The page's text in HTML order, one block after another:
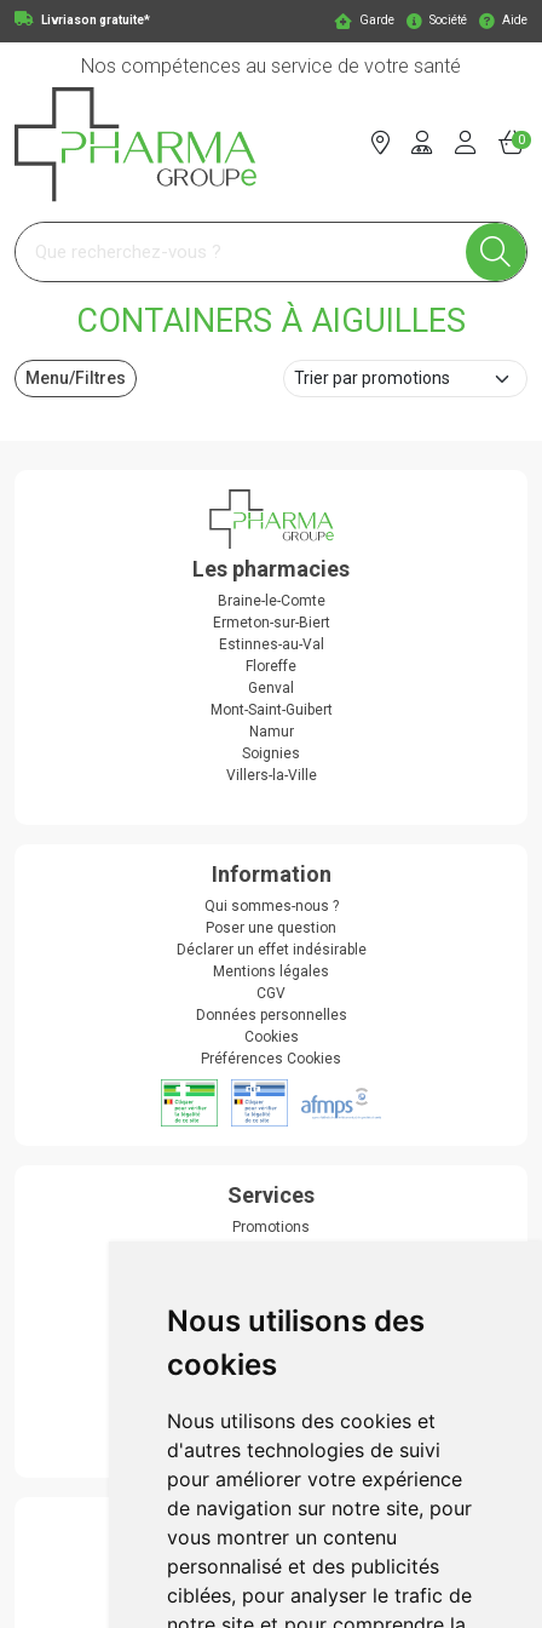
Nous utilisons des
cookies
Nous utilisons des cookies et
d'autres technologies de suivi
pour améliorer votre expérience
de navigation sur notre site, pour
vous montrer un contenu
personnalisé et des publicités
ciblées, pour analyser le trafic de
Livriason gratuite* Garde Société Aide
Nos compétences au service de votre santé
Pharmagroupe Votre pharmacie en ligne à votre service
0
CONTAINERS À AIGUILLES
Menu/Filtres
Les pharmacies
Braine-le-Comte
Ermeton-sur-Biert
Estinnes-au-Val
Floreffe
Genval
Mont-Saint-Guibert
Namur
Soignies
Villers-la-Ville
Information
Qui sommes-nous ?
Poser une question
Déclarer un effet indésirable
Mentions légales
CGV
Données personnelles
Cookies
Préférences Cookies
Services
Promotions
Actualités & conseils
Événements
Marques
Suivez-nous
Paiement
Simple, rapide et 100% sécurisé